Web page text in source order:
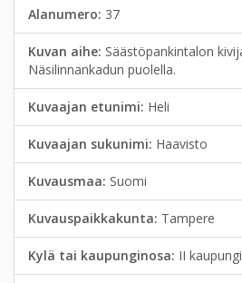
Alanumero: 37
Kuvan aihe: Säästöpankintalon
Näsilinnankadun puolella.
Kuvaajan etunimi: Heli
Kuvaajan sukunimi: Haavisto
Kuvausmaa: Suomi
Kuvauspaikkakunta: Tampere
Kylä tai kaupunginosa: II